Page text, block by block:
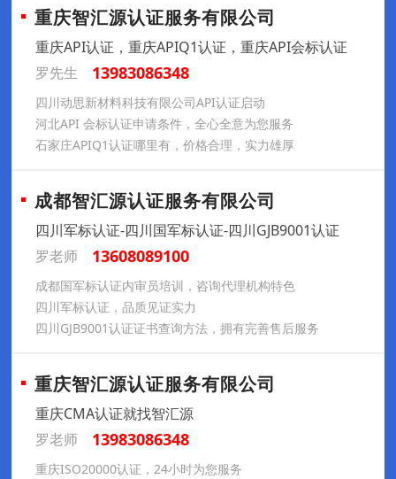
重庆智汇源认证服务有限公司
重庆API认证，重庆APIQ1认证，重庆API会标认证
罗先生
13983086348
四川动思新材料科技有限公司API认证启动
河北API 会标认证申请条件，全心全意为您服务
石家庄APIQ1认证哪里有，价格合理，实力雄厚
成都智汇源认证服务有限公司
四川军标认证-四川国军标认证-四川GJB9001认证
罗老师
13608089100
成都国军标认证内审员培训，咨询代理机构特色
四川军标认证，品质见证实力
四川GJB9001认证证书查询方法，拥有完善售后服务
重庆智汇源认证服务有限公司
重庆CMA认证就找智汇源
罗老师
13983086348
重庆ISO20000认证，24小时为您服务